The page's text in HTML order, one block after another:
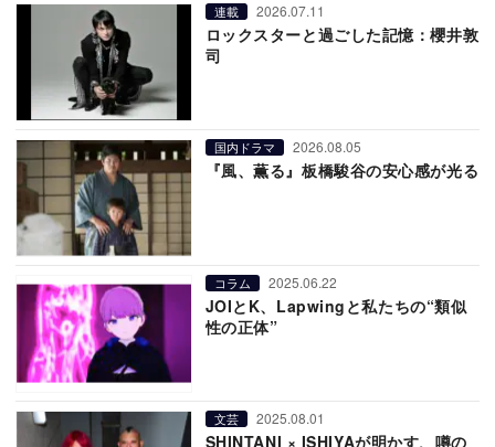
連載 2026.07.11
ロックスターと過ごした記憶：櫻井敦
司
国内ドラマ 2026.08.05
『風、薫る』板橋駿谷の安心感が光る
コラム 2025.06.22
JOIとK、Lapwingと私たちの“類似
性の正体”
文芸 2025.08.01
SHINTANI × ISHIYAが明かす、噂の